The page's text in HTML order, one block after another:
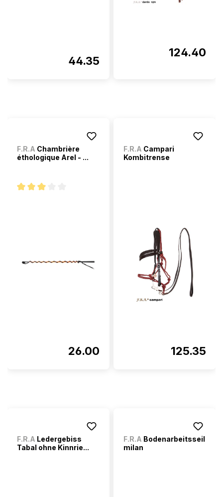
44.35
124.40
F.R.A Chambrière
éthologique Arel - ...
26.00
F.R.A Campari
Kombitrense
125.35
F.R.A Ledergebiss
Tabal ohne Kinnrie...
F.R.A Bodenarbeitsseil
milan